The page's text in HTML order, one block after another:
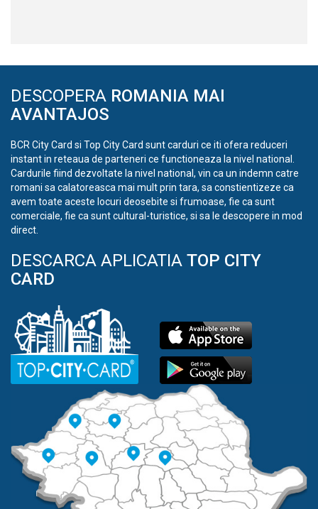
DESCOPERA ROMANIA MAI
AVANTAJOS
BCR City Card si Top City Card sunt carduri ce iti ofera reduceri
instant in reteaua de parteneri ce functioneaza la nivel national.
Cardurile fiind dezvoltate la nivel national, vin ca un indemn catre
romani sa calatoreasca mai mult prin tara, sa constientizeze ca
avem toate aceste locuri deosebite si frumoase, fie ca sunt
comerciale, fie ca sunt cultural-turistice, si sa le descopere in mod
direct.
DESCARCA APLICATIA TOP CITY
CARD